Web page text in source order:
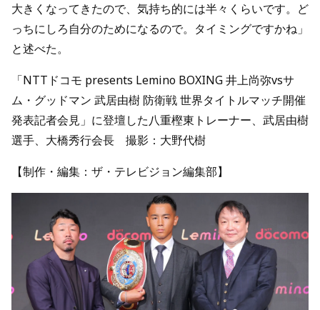
大きくなってきたので、気持ち的には半々くらいです。ど
っちにしろ自分のためになるので。タイミングですかね」
と述べた。
「NTTドコモ presents Lemino BOXING 井上尚弥vsサ
ム・グッドマン 武居由樹 防衛戦 世界タイトルマッチ開催
発表記者会見」に登壇した八重樫東トレーナー、武居由樹
選手、大橋秀行会長 撮影：大野代樹
【制作・編集：ザ・テレビジョン編集部】